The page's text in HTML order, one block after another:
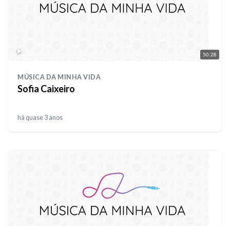
50:28
MÚSICA DA MINHA VIDA
Sofia Caixeiro
há quase 3 anos